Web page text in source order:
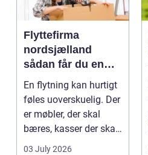
Flyttefirma
nordsjælland
sådan får du en
tryg og effektiv
flytning
En flytning kan hurtigt
føles uoverskuelig. Der
er møbler, der skal
bæres, kasser der skal
pakkes, o...
03 July 2026